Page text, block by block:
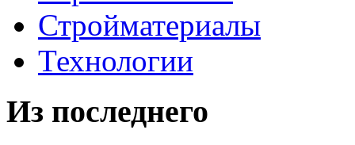
Стройматериалы
Технологии
Из последнего